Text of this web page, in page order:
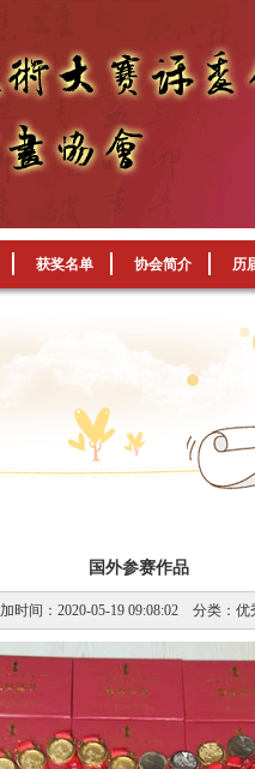
获奖名单 协会简介 历
国外参赛作品
时间：2020-05-19 09:08:02 分类： 优